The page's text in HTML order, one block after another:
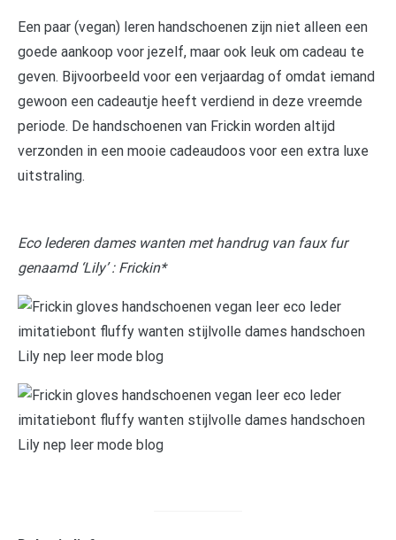
Een paar (vegan) leren handschoenen zijn niet alleen een
goede aankoop voor jezelf, maar ook leuk om cadeau te
geven. Bijvoorbeeld voor een verjaardag of omdat iemand
gewoon een cadeautje heeft verdiend in deze vreemde
periode. De handschoenen van Frickin worden altijd
verzonden in een mooie cadeaudoos voor een extra luxe
uitstraling.
Eco lederen dames wanten met handrug van faux fur
genaamd ‘Lily’ : Frickin*